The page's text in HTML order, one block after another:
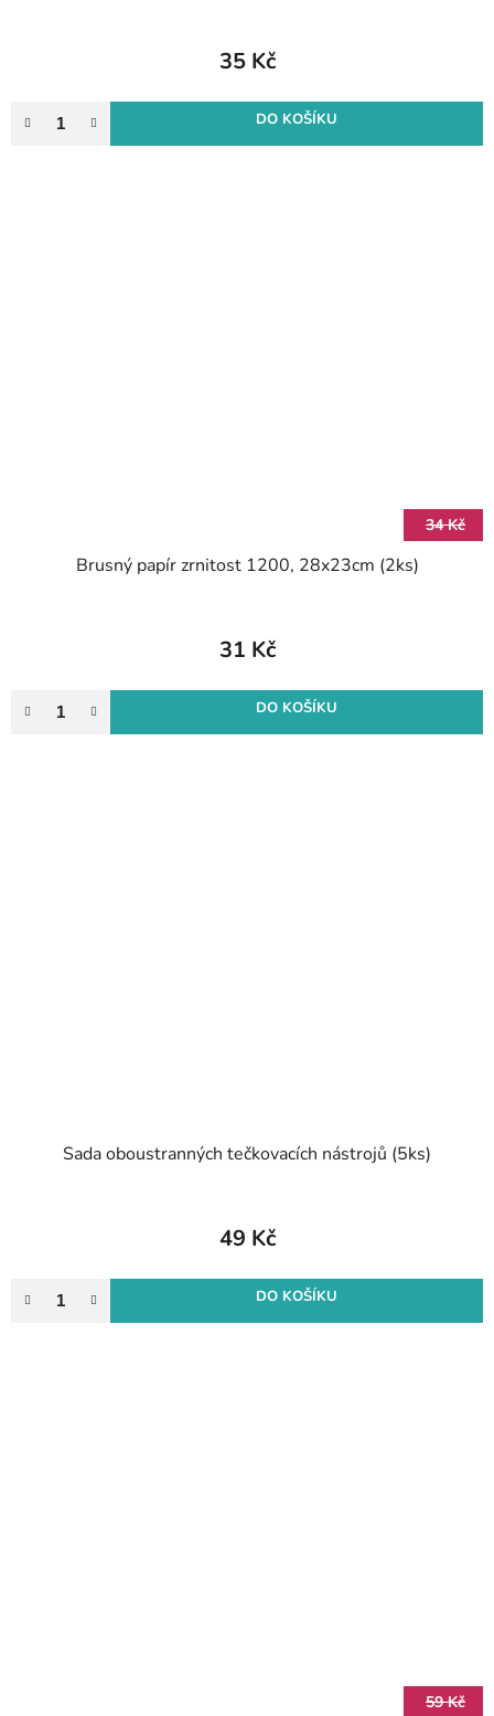
35 Kč
DO KOŠÍKU
34 Kč
Brusný papír zrnitost 1200, 28x23cm (2ks)
31 Kč
DO KOŠÍKU
Sada oboustranných tečkovacích nástrojů (5ks)
49 Kč
DO KOŠÍKU
59 Kč